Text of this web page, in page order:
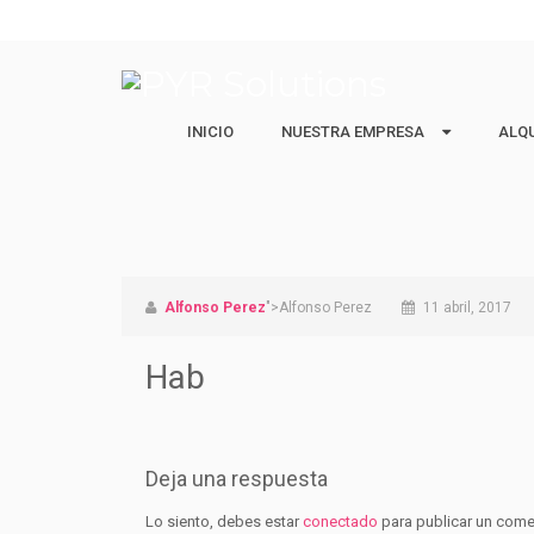
INICIO NUESTRA EMPRESA
NUESTRA EMPRESA
Alfonso Perez">Alfonso Perez 11 abril, 2017
Hab
Deja una respuesta
Lo siento, debes estarconectado para publicar un